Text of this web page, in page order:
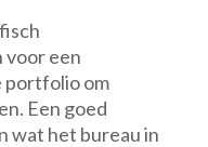
voor een
portfolio om
Een goed
wat het bureau in